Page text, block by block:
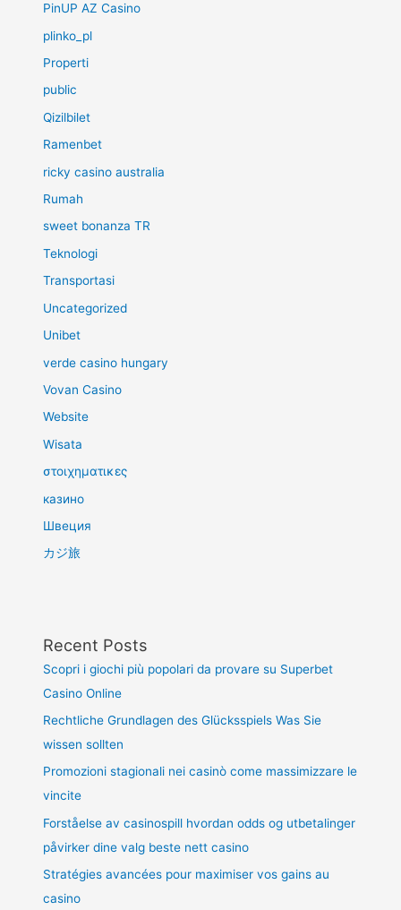
PinUP AZ Casino
plinko_pl
Properti
public
Qizilbilet
Ramenbet
ricky casino australia
Rumah
sweet bonanza TR
Teknologi
Transportasi
Uncategorized
Unibet
verde casino hungary
Vovan Casino
Website
Wisata
στοιχηματικες
казино
Швеция
カジ旅
Recent Posts
Scopri i giochi più popolari da provare su Superbet
Casino Online
Rechtliche Grundlagen des Glücksspiels Was Sie
wissen sollten
Promozioni stagionali nei casinò come massimizzare le
vincite
Forståelse av casinospill hvordan odds og utbetalinger
påvirker dine valg beste nett casino
Stratégies avancées pour maximiser vos gains au
casino